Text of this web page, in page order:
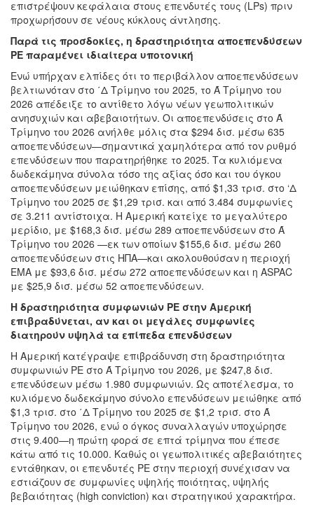
επιστρέψουν κεφάλαια στους επενδυτές τους (LPs) πριν
προχωρήσουν σε νέους κύκλους άντλησης.
Παρά τις προσδοκίες, η δραστηριότητα αποεπενδύσεων
PE παραμένει ιδιαίτερα υποτονική
Ενώ υπήρχαν ελπίδες ότι το περιβάλλον αποεπενδύσεων
βελτιωνόταν στο ΄Δ Τρίμηνο του 2025, το Ά Τρίμηνο του
2026 απέδειξε το αντίθετο λόγω νέων γεωπολιτικών
ανησυχιών και αβεβαιοτήτων. Οι αποεπενδύσεις στο Ά
Τρίμηνο του 2026 ανήλθε μόλις στα $294 δισ. μέσω 635
αποεπενδύσεων—σημαντικά χαμηλότερα από τον ρυθμό
επενδύσεων που παρατηρήθηκε το 2025. Τα κυλιόμενα
δωδεκάμηνα σύνολα τόσο της αξίας όσο και του όγκου
αποεπενδύσεων μειώθηκαν επίσης, από $1,33 τρισ. στο ‘Δ
Τρίμηνο του 2025 σε $1,29 τρισ. και από 3.484 συμφωνίες
σε 3.211 αντίστοιχα. Η Αμερική κατείχε το μεγαλύτερο
μερίδιο, με $168,3 δισ. μέσω 289 αποεπενδύσεων στο Ά
Τρίμηνο του 2026 —εκ των οποίων $155,6 δισ. μέσω 260
αποεπενδύσεων στις ΗΠΑ—και ακολουθούσαν η περιοχή
EMA με $93,6 δισ. μέσω 272 αποεπενδύσεων και η ASPAC
με $25,9 δισ. μέσω 52 αποεπενδύσεων.
Η δραστηριότητα συμφωνιών PE στην Αμερική
επιβραδύνεται, αν και οι μεγάλες συμφωνίες
διατηρούν υψηλά τα επίπεδα επενδύσεων
Η Αμερική κατέγραψε επιβράδυνση στη δραστηριότητα
συμφωνιών PE στο Ά Τρίμηνο του 2026, με $247,8 δισ.
επενδύσεων μέσω 1.980 συμφωνιών. Ως αποτέλεσμα, το
κυλιόμενο δωδεκάμηνο σύνολο επενδύσεων μειώθηκε από
$1,3 τρισ. στο ΄Δ Τρίμηνο του 2025 σε $1,2 τρισ. στο Ά
Τρίμηνο του 2026, ενώ ο όγκος συναλλαγών υποχώρησε
στις 9.400—η πρώτη φορά σε επτά τρίμηνα που έπεσε
κάτω από τις 10.000. Καθώς οι γεωπολιτικές αβεβαιότητες
εντάθηκαν, οι επενδυτές PE στην περιοχή συνέχισαν να
εστιάζουν σε συμφωνίες υψηλής ποιότητας, υψηλής
βεβαιότητας (high conviction) και στρατηγικού χαρακτήρα.